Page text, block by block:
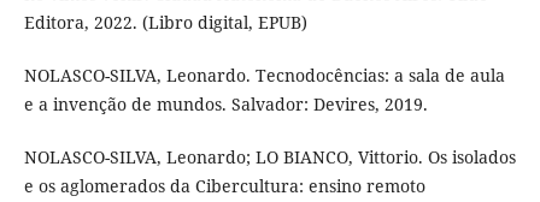
Editora, 2022. (Libro digital, EPUB)
NOLASCO-SILVA, Leonardo. Tecnodocências: a sala de aula
e a invenção de mundos. Salvador: Devires, 2019.
NOLASCO-SILVA, Leonardo; LO BIANCO, Vittorio. Os isolados
e os aglomerados da Cibercultura: ensino remoto